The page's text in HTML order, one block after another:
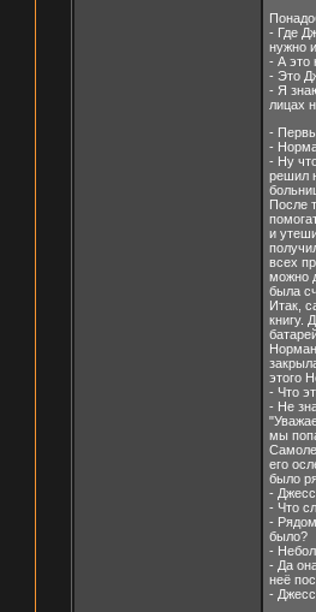
- Где
нужно
- А это
- Это
- Я
лицах
-
-
- Ну
решил
После
и
всех
можно
была
Итак,
книгу.
этого
- Что
- Не
мы
его
было
-
- Что
-
было?
-
- Да
неё
-